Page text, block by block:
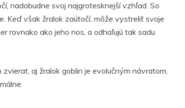
nadobudne svoj najgrotesknejší vzhľad. So
Keď však žralok zaútočí, môže vystreliť svoje
rovnako ako jeho nos, a odhaľujú tak sadu
aj žralok goblin je evolučným návratom,